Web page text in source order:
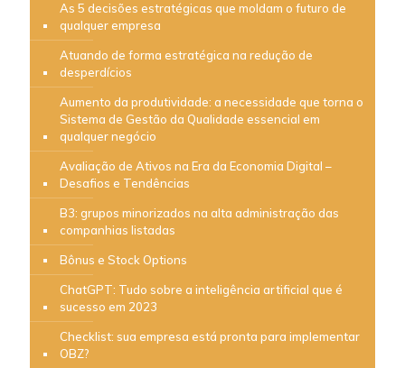
As 5 decisões estratégicas que moldam o futuro de
qualquer empresa
Atuando de forma estratégica na redução de
desperdícios
Aumento da produtividade: a necessidade que torna o
Sistema de Gestão da Qualidade essencial em
qualquer negócio
Avaliação de Ativos na Era da Economia Digital –
Desafios e Tendências
B3: grupos minorizados na alta administração das
companhias listadas
Bônus e Stock Options
ChatGPT: Tudo sobre a inteligência artificial que é
sucesso em 2023
Checklist: sua empresa está pronta para implementar
OBZ?